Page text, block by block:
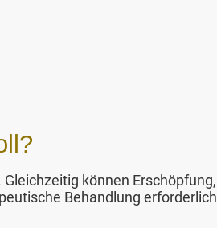
können Erschöpfung,
Behandlung erforderlich